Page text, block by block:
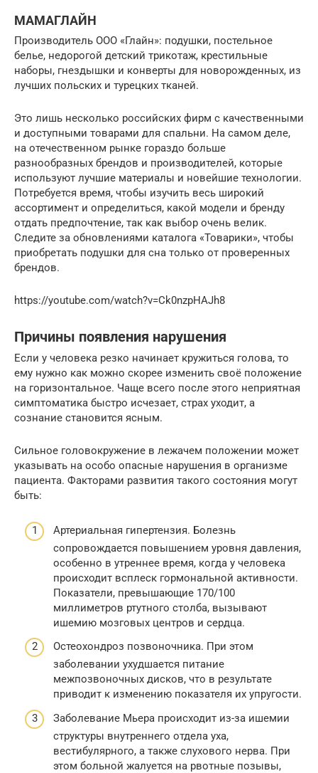
МАМАГЛАЙН
Производитель ООО «Глайн»: подушки, постельное
белье, недорогой детский трикотаж, крестильные
наборы, гнездышки и конверты для новорожденных, из
лучших польских и турецких тканей.
Это лишь несколько российских фирм с качественными
и доступными товарами для спальни. На самом деле,
на отечественном рынке гораздо больше
разнообразных брендов и производителей, которые
используют лучшие материалы и новейшие технологии.
Потребуется время, чтобы изучить весь широкий
ассортимент и определиться, какой модели и бренду
отдать предпочтение, так как выбор очень велик.
Следите за обновлениями каталога «Товарики», чтобы
приобретать подушки для сна только от проверенных
брендов.
https://youtube.com/watch?v=Ck0nzpHAJh8
Причины появления нарушения
Если у человека резко начинает кружиться голова, то
ему нужно как можно скорее изменить своё положение
на горизонтальное. Чаще всего после этого неприятная
симптоматика быстро исчезает, страх уходит, а
сознание становится ясным.
Сильное головокружение в лежачем положении может
указывать на особо опасные нарушения в организме
пациента. Факторами развития такого состояния могут
быть:
Артериальная гипертензия. Болезнь
сопровождается повышением уровня давления,
особенно в утреннее время, когда у человека
происходит всплеск гормональной активности.
Показатели, превышающие 170/100
миллиметров ртутного столба, вызывают
ишемию мозговых центров и сердца.
Остеохондроз позвоночника. При этом
заболевании ухудшается питание
межпозвоночных дисков, что в результате
приводит к изменению показателя их упругости.
Заболевание Мьера происходит из-за ишемии
структуры внутреннего отдела уха,
вестибулярного, а также слухового нерва. При
этом больной жалуется на рвотные позывы,